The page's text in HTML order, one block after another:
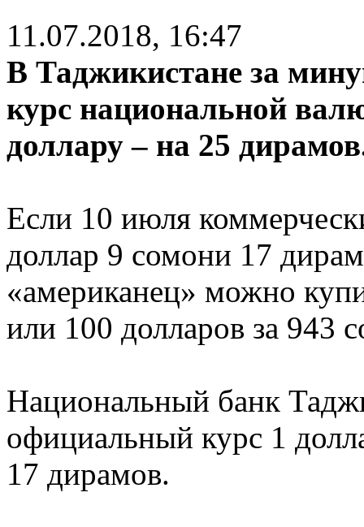
11.07.2018, 16:47
В Таджикистане за
курс национальной
доллару – на 25
Если 10 июля
доллар 9 сомони 17
«американец» можно
или 100 долларов за 943
Национальный банк
официальный курс 1
17 дирамов.